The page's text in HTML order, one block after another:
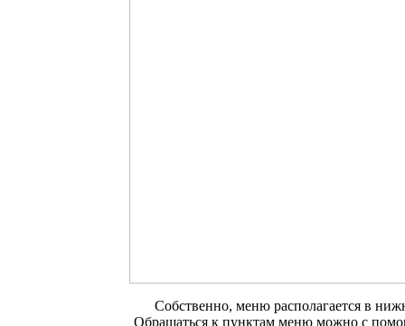
Собственно, меню располагается в
Обращаться к пунктам меню можно с